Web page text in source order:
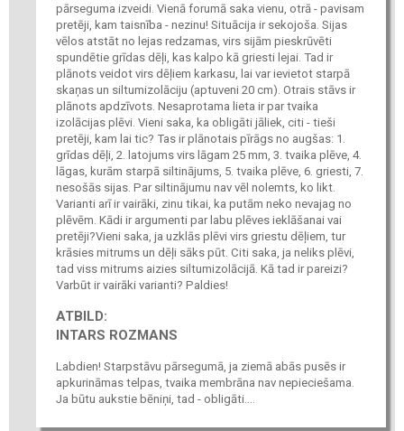
pārseguma izveidi. Vienā forumā saka vienu, otrā - pavisam
pretēji, kam taisnība - nezinu! Situācija ir sekojoša. Sijas
vēlos atstāt no lejas redzamas, virs sijām pieskrūvēti
spundētie grīdas dēļi, kas kalpo kā griesti lejai. Tad ir
plānots veidot virs dēļiem karkasu, lai var ievietot starpā
skaņas un siltumizolāciju (aptuveni 20 cm). Otrais stāvs ir
plānots apdzīvots. Nesaprotama lieta ir par tvaika
izolācijas plēvi. Vieni saka, ka obligāti jāliek, citi - tieši
pretēji, kam lai tic? Tas ir plānotais pīrāgs no augšas: 1.
grīdas dēļi, 2. latojums virs lāgam 25 mm, 3. tvaika plēve, 4.
lāgas, kurām starpā siltinājums, 5. tvaika plēve, 6. griesti, 7.
nesošās sijas. Par siltinājumu nav vēl nolemts, ko likt.
Varianti arī ir vairāki, zinu tikai, ka putām neko nevajag no
plēvēm. Kādi ir argumenti par labu plēves ieklāšanai vai
pretēji?Vieni saka, ja uzklās plēvi virs griestu dēļiem, tur
krāsies mitrums un dēļi sāks pūt. Citi saka, ja neliks plēvi,
tad viss mitrums aizies siltumizolācijā. Kā tad ir pareizi?
Varbūt ir vairāki varianti? Paldies!
ATBILD:
INTARS ROZMANS
Labdien! Starpstāvu pārsegumā, ja ziemā abās pusēs ir
apkurināmas telpas, tvaika membrāna nav nepieciešama.
Ja būtu aukstie bēniņi, tad - obligāti....